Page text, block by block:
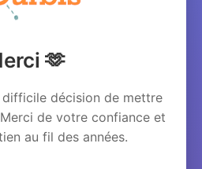
🫶
décision de mettre
de votre confiance et
au fil des années.